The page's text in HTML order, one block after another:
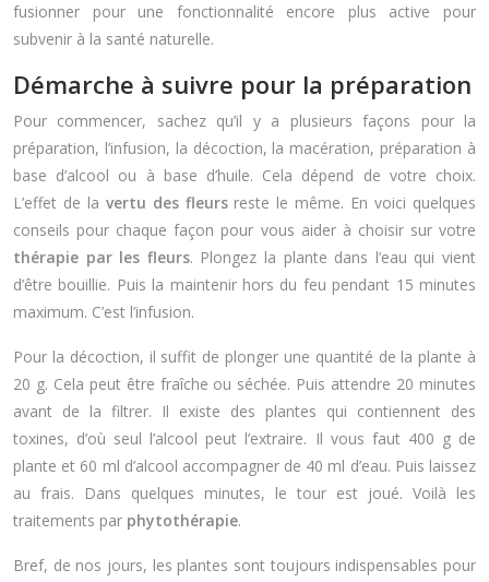
fusionner pour une fonctionnalité encore plus active pour
subvenir à la santé naturelle.
Démarche à suivre pour la préparation
Pour commencer, sachez qu’il y a plusieurs façons pour la
préparation, l’infusion, la décoction, la macération, préparation à
base d’alcool ou à base d’huile. Cela dépend de votre choix.
L’effet de la vertu des fleurs reste le même. En voici quelques
conseils pour chaque façon pour vous aider à choisir sur votre
thérapie par les fleurs. Plongez la plante dans l’eau qui vient
d’être bouillie. Puis la maintenir hors du feu pendant 15 minutes
maximum. C’est l’infusion.
Pour la décoction, il suffit de plonger une quantité de la plante à
20 g. Cela peut être fraîche ou séchée. Puis attendre 20 minutes
avant de la filtrer. Il existe des plantes qui contiennent des
toxines, d’où seul l’alcool peut l’extraire. Il vous faut 400 g de
plante et 60 ml d’alcool accompagner de 40 ml d’eau. Puis laissez
au frais. Dans quelques minutes, le tour est joué. Voilà les
traitements par phytothérapie.
Bref, de nos jours, les plantes sont toujours indispensables pour